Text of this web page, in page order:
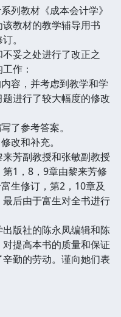
列教材《成本会计学》
教材的教学辅导用书
。
妥之处进行了改正之
作：
容，并考虑到教学和学
进行了较大幅度的修改
了参考答案。
改和补充。
芳副教授和张敏副教授
1，8，9章由黎来芳修
生修订，第2，10章及
后由于富生对全书进行
版社的陈永凤编辑和陈
提高本书的质量和保证
勤的劳动。谨向她们表